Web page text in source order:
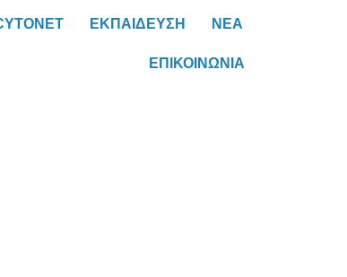
ΕΚΠΑΙΔΕΥΣΗ ΝΕΑ
ΕΠΙΚΟΙΝΩΝΙΑ